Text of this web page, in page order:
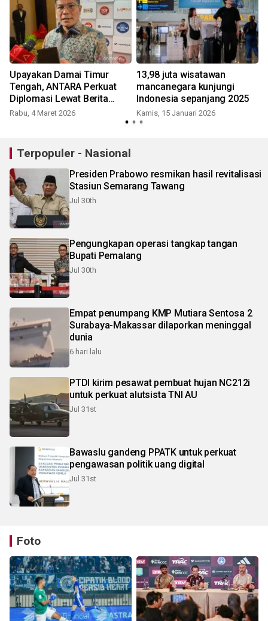
Upayakan Damai Timur
Tengah, ANTARA Perkuat
Diplomasi Lewat Berita
Akurat dan Terverifikasi
Rabu, 4 Maret 2026
13,98 juta wisatawan
mancanegara kunjungi
Indonesia sepanjang 2025
Kamis, 15 Januari 2026
Terpopuler - Nasional
Presiden Prabowo resmikan hasil revitalisasi
Stasiun Semarang Tawang
Jul 30th
Pengungkapan operasi tangkap tangan
Bupati Pemalang
Jul 30th
Empat penumpang KMP Mutiara Sentosa 2
Surabaya-Makassar dilaporkan meninggal
dunia
6 hari lalu
PTDI kirim pesawat pembuat hujan NC212i
untuk perkuat alutsista TNI AU
Jul 31st
Bawaslu gandeng PPATK untuk perkuat
pengawasan politik uang digital
Jul 31st
Foto